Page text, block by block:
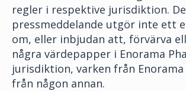
regler i respektive jurisdiktion.
pressmeddelande utgör inte ett
om, eller inbjudan att, förvärva
några värdepapper i Enorama
jurisdiktion, varken från
från någon annan.